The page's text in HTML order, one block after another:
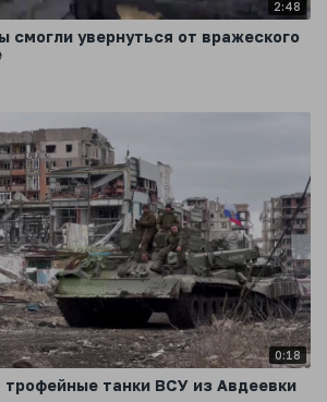
2:48
смогли увернуться от вражеского
0:18
танки ВСУ из Авдеевки